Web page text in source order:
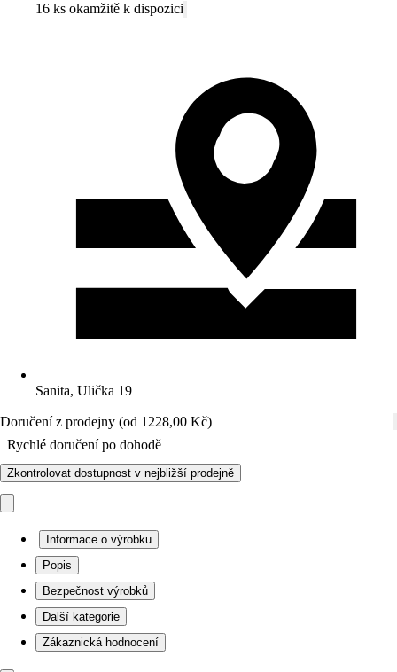
16 ks okamžitě k dispozici
Sanita, Ulička 19
Doručení z prodejny (od 1228,00 Kč)
Rychlé doručení po dohodě
Zkontrolovat dostupnost v nejbližší prodejně
Informace o výrobku
Popis
Bezpečnost výrobků
Další kategorie
Zákaznická hodnocení